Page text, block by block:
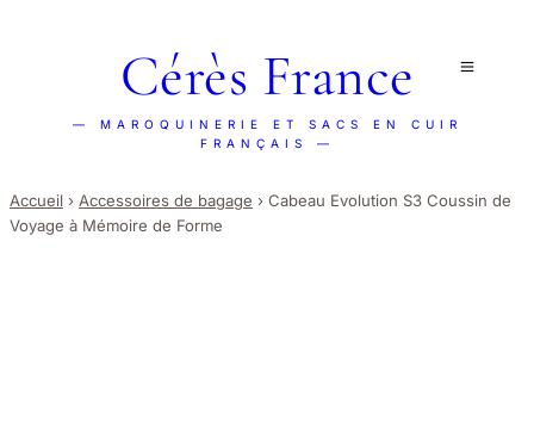
Cérès France
— MAROQUINERIE ET SACS EN CUIR
FRANÇAIS —
Accueil › Accessoires de bagage › Cabeau Evolution S3 Coussin de
Voyage à Mémoire de Forme